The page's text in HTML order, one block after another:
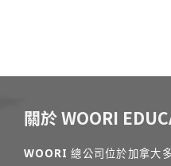
關於 WOORI
WOORI 總公司位於加拿大